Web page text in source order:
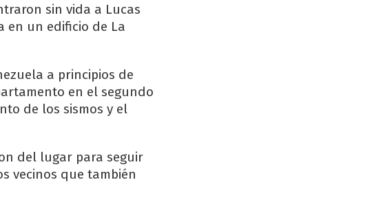
sin vida a Lucas
en un edificio de La
a principios de
en el segundo
de los sismos y el
del lugar para seguir
vecinos que también